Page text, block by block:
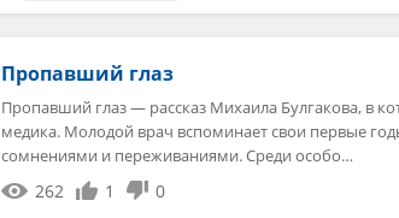
Пропавший глаз
Пропавший глаз — рассказ Михаила Булгакова, в
медика. Молодой врач вспоминает свои первые
сомнениями и переживаниями. Среди особо…
262 1 0